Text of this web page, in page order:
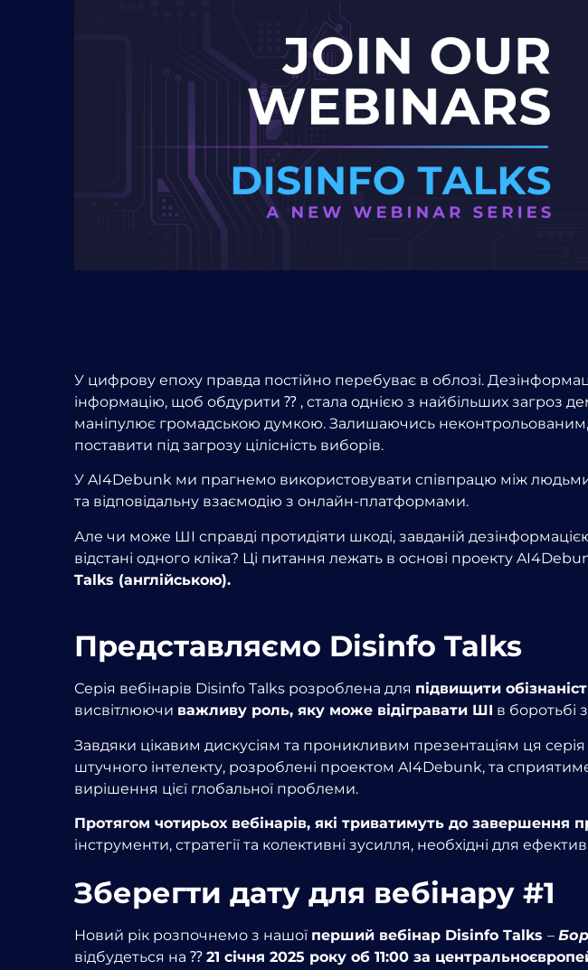
У цифрову епоху правда постійно перебуває в облозі.
інформацію, щоб обдурити ⁇ , стала однією з найбільших загроз
маніпулює громадською думкою. Залишаючись неконтрольованим,
поставити під загрозу цілісність виборів.
У AI4Debunk ми прагнемо використовувати співпрацю між
та відповідальну взаємодію з онлайн-платформами.
Але чи може ШІ справді протидіяти шкоді, завданій
відстані одного кліка? Ці питання лежать в основі проекту
Talks (англійською).
Представляємо Disinfo Talks
Серія вебінарів Disinfo Talks розроблена для підвищити
висвітлюючи важливу роль, яку може відігравати ШІ в боротьбі
Завдяки цікавим дискусіям та проникливим презентаціям ця
штучного інтелекту, розроблені проектом AI4Debunk, та
вирішення цієї глобальної проблеми.
Протягом чотирьох вебінарів, які триватимуть до завершення
інструменти, стратегії та колективні зусилля, необхідні для
Зберегти дату для вебінару #1
Новий рік розпочнемо з нашої перший вебінар Disinfo Talks –
відбудеться на ⁇ 21 січня 2025 року об 11:00 за